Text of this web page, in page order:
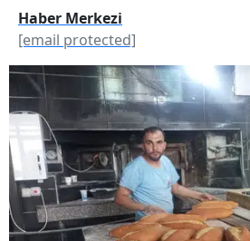
Haber Merkezi
[email protected]